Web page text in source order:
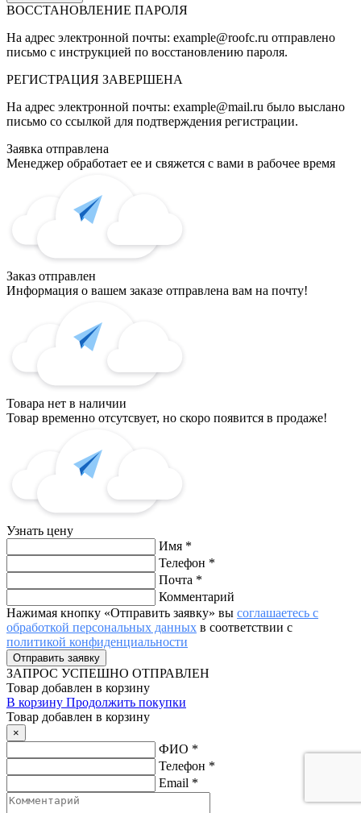
ВОССТАНОВЛЕНИЕ ПАРОЛЯ
На адрес электронной почты: example@roofc.ru отправлено
письмо с инструкцией по восстановлению пароля.
РЕГИСТРАЦИЯ ЗАВЕРШЕНА
На адрес электронной почты: example@mail.ru было выслано
письмо со ссылкой для подтверждения регистрации.
Заявка отправлена
Менеджер обработает ее и свяжется с вами в рабочее время
Заказ отправлен
Информация о вашем заказе отправлена вам на почту!
Товара нет в наличии
Товар временно отсутсвует, но скоро появится в продаже!
Узнать цену
Имя *
Телефон *
Почта *
Комментарий
Нажимая кнопку «Отправить заявку» вы соглашаетесь с
обработкой персональных данных в соответствии с
политикой конфиденциальности
ЗАПРОС УСПЕШНО ОТПРАВЛЕН
Товар добавлен в корзину
В корзину Продолжить покупки
Товар добавлен в корзину
×
ФИО *
Телефон *
Email *